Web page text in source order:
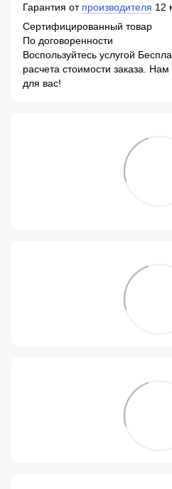
Гарантия от производителя 12
Сертифицированный товар
По договоренности
Воспользуйтесь услугой
расчета стоимости заказа.
для вас!